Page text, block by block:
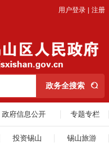
用户登录 | 注册
政府信息公开 专题专栏
投资锡山 锡山旅游